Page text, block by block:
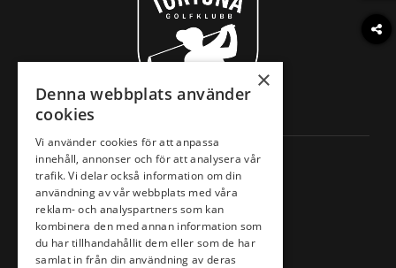
Information
Spela golf
Träna golf
Klubben
Företag
×
Denna webbplats använder
cookies
Vi använder cookies för att anpassa
innehåll, annonser och för att analysera vår
trafik. Vi delar också information om din
användning av vår webbplats med våra
reklam- och analyspartners som kan
kombinera den med annan information som
du har tillhandahållit dem eller som de har
samlat in från din användning av deras